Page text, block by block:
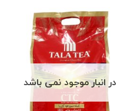
در انبار موجود نمی باشد